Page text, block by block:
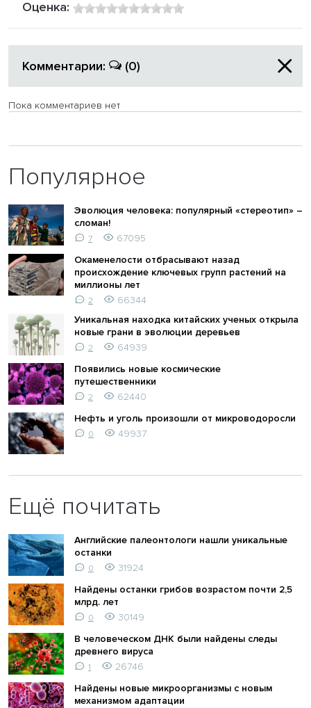
Оценка:
Комментарии: (0)
Пока комментариев нет
Популярное
Эволюция человека: популярный «стереотип» –
сломан!
7
67095
Окаменелости отбрасывают назад
происхождение ключевых групп растений на
миллионы лет
2
66344
Уникальная находка китайских ученых открыла
новые грани в эволюции деревьев
2
64939
Появились новые космические
путешественники
2
62440
Нефть и уголь произошли от микроводоросли
0 49937
Ещё почитать
Английские палеонтологи нашли уникальные
останки
0
31924
Найдены останки грибов возрастом почти 2,5
млрд. лет
0
30149
В человеческом ДНК были найдены следы
древнего вируса
1
26746
Найдены новые микроорганизмы с новым
механизмом адаптации